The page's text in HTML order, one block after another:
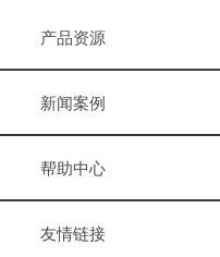
产品资源
新闻案例
洞察报告
帮助中心
友情链接